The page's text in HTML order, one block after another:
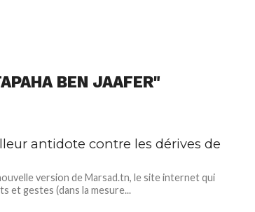
BEN JAAFER"
antidote contre les dérives de
version de Marsad.tn, le site internet qui
et gestes (dans la mesure...